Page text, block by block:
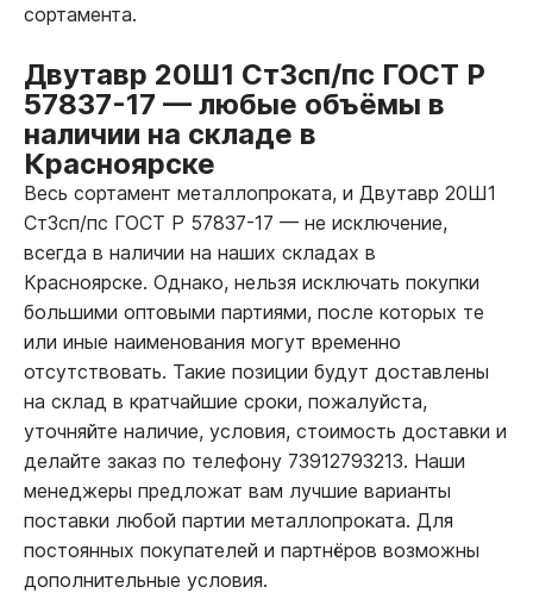
сортамента.
Двутавр 20Ш1 Ст3сп/пс ГОСТ Р
57837-17 — любые объёмы в
наличии на складе в
Красноярске
Весь сортамент металлопроката, и Двутавр 20Ш1
Ст3сп/пс ГОСТ Р 57837-17 — не исключение,
всегда в наличии на наших складах в
Красноярске. Однако, нельзя исключать покупки
большими оптовыми партиями, после которых те
или иные наименования могут временно
отсутствовать. Такие позиции будут доставлены
на склад в кратчайшие сроки, пожалуйста,
уточняйте наличие, условия, стоимость доставки и
делайте заказ по телефону 73912793213. Наши
менеджеры предложат вам лучшие варианты
поставки любой партии металлопроката. Для
постоянных покупателей и партнёров возможны
дополнительные условия.